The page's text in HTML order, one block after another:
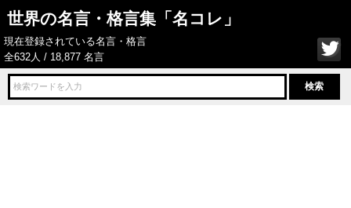
世界の名言・格言集「名コレ」
現在登録されている名言・格言
全632人 / 18,877 名言